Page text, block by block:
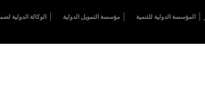
المؤسسة الدولية للتنمية مؤسسة التمويل الدولية الوكالة الدولية